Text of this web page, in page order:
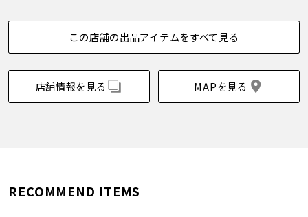
この店舗の出品アイテムをすべて見る
店舗情報を見る MAPを見る
RECOMMEND ITEMS